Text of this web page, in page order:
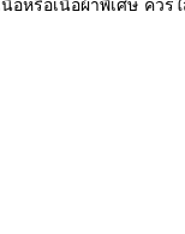
อหรือเนื้อผ้าพิเศษ คว